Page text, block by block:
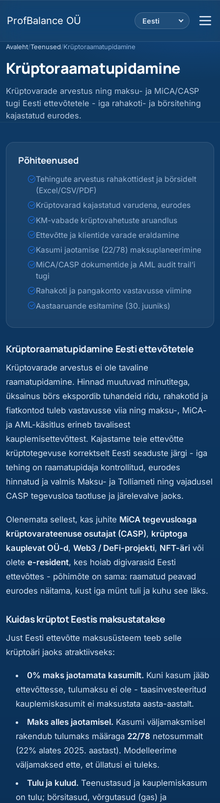
ProfBalance OÜ Eesti
Avaleht/Teenused/Krüptoraamatupidamine
Krüptoraamatupidamine
Krüptovarade arvestus ning maksu- ja MiCA/CASP
tugi Eesti ettevõtetele - iga rahakoti- ja börsitehing
kajastatud eurodes.
Põhiteenused
Tehingute arvestus rahakottidest ja börsidelt
(Excel/CSV/PDF)
Krüptovarad kajastatud varudena, eurodes
KM-vabade krüptovahetuste aruandlus
Ettevõtte ja klientide varade eraldamine
Kasumi jaotamise (22/78) maksuplaneerimine
MiCA/CASP dokumentide ja AML audit trail’i
tugi
Rahakoti ja pangakonto vastavusse viimine
Aastaaruande esitamine (30. juuniks)
Krüptoraamatupidamine Eesti ettevõtetele
Krüptovarade arvestus ei ole tavaline
raamatupidamine. Hinnad muutuvad minutitega,
üksainus börs ekspordib tuhandeid ridu, rahakotid ja
fiatkontod tuleb vastavusse viia ning maksu-, MiCA-
ja AML-käsitlus erineb tavalisest
kauplemisettevõttest. Kajastame teie ettevõtte
krüptotegevuse korrektselt Eesti seaduste järgi - iga
tehing on raamatupidaja kontrollitud, eurodes
hinnatud ja valmis Maksu- ja Tolliameti ning vajadusel
CASP tegevusloa taotluse ja järelevalve jaoks.
Olenemata sellest, kas juhite MiCA tegevusloaga
krüptovarateenuse osutajat (CASP), krüptoga
kauplevat OÜ-d, Web3 / DeFi-projekti, NFT-äri või
olete e-resident, kes hoiab digivarasid Eesti
ettevõttes - põhimõte on sama: raamatud peavad
eurodes näitama, kust iga münt tuli ja kuhu see läks.
Kuidas krüptot Eestis maksustatakse
Just Eesti ettevõtte maksusüsteem teeb selle
krüptoäri jaoks atraktiivseks:
0% maks jaotamata kasumilt. Kuni kasum jääb
ettevõttesse, tulumaksu ei ole - taasinvesteeritud
kauplemiskasumit ei maksustata aasta-aastalt.
Maks alles jaotamisel. Kasumi väljamaksmisel
rakendub tulumaks määraga 22/78 netosummalt
(22% alates 2025. aastast). Modelleerime
väljamaksed ette, et üllatusi ei tuleks.
Tulu ja kulud. Teenustasud ja kauplemiskasum
on tulu; börsitasud, võrgutasud (gas) ja